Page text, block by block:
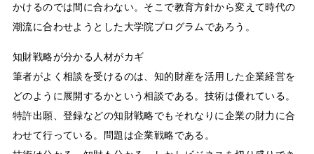
かけるのでは間に合わない。そこで教育方針から変えて時代の
潮流に合わせようとした大学院プログラムであろう。
知財戦略が分かる人材がカギ
筆者がよく相談を受けるのは、知的財産を活用した企業経営を
どのように展開するかという相談である。技術は優れている。
特許出願、登録などの知財戦略でもそれなりに企業の財力に合
わせて行っている。問題は企業戦略である。